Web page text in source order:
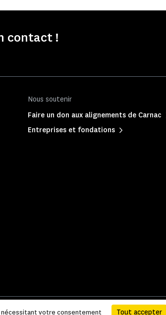
contact !
Nous soutenir
Faire un don aux alignements de Carnac
Entreprises et fondations
| Accessibilité | Plan du site
nécessitant votre consentement Tout accepter